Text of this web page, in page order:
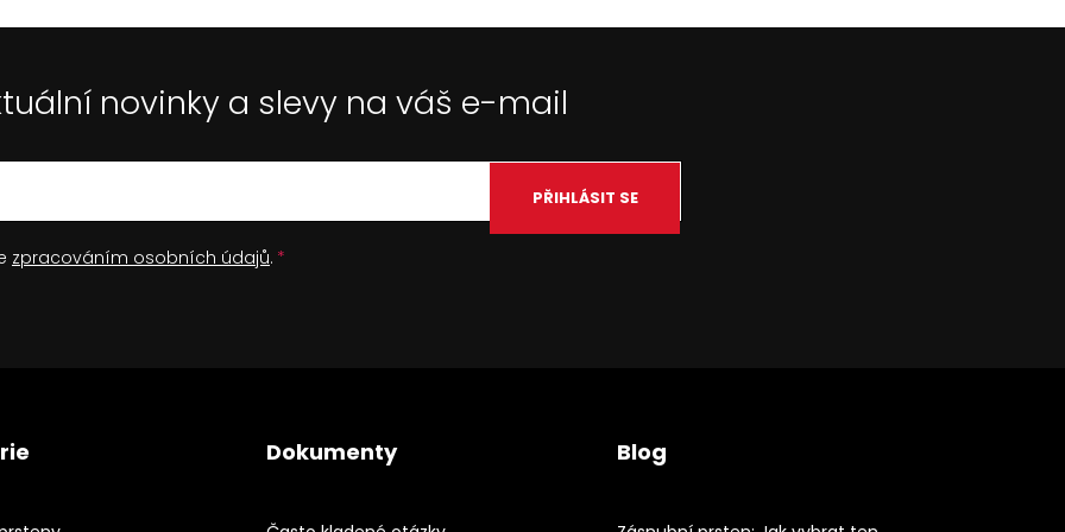
novinky a slevy na váš e-mail
zpracováním osobních údajů.
PŘIHLÁSIT SE
Dokumenty Blog